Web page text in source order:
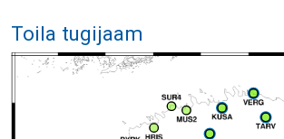
Toila tugijaam